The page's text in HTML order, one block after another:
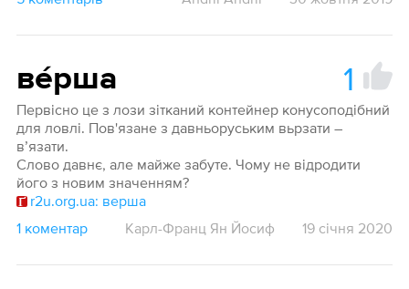
ве́рша 1
Первісно це з лози зітканий контейнер конусоподібний
для ловлі. Пов'язане з давньоруським вьрзати –
в’язати.
Слово давнє, але майже забуте. Чому не відродити
його з новим значенням?
r2u.org.ua: верша
1 коментар
Карл-Франц Ян Йосиф 19 січня 2020